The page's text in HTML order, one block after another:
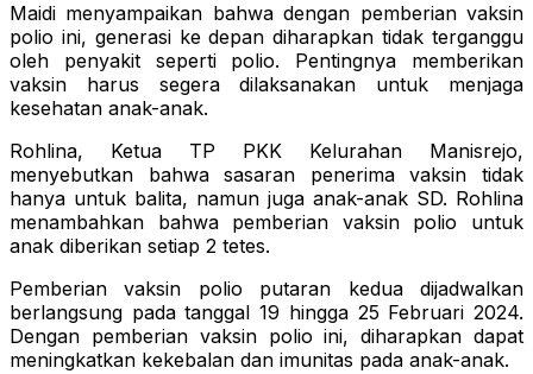
Maidi menyampaikan bahwa dengan pemberian vaksin
polio ini, generasi ke depan diharapkan tidak terganggu
oleh penyakit seperti polio. Pentingnya memberikan
vaksin harus segera dilaksanakan untuk menjaga
kesehatan anak-anak.
Rohlina, Ketua TP PKK Kelurahan Manisrejo,
menyebutkan bahwa sasaran penerima vaksin tidak
hanya untuk balita, namun juga anak-anak SD. Rohlina
menambahkan bahwa pemberian vaksin polio untuk
anak diberikan setiap 2 tetes.
Pemberian vaksin polio putaran kedua dijadwalkan
berlangsung pada tanggal 19 hingga 25 Februari 2024.
Dengan pemberian vaksin polio ini, diharapkan dapat
meningkatkan kekebalan dan imunitas pada anak-anak.